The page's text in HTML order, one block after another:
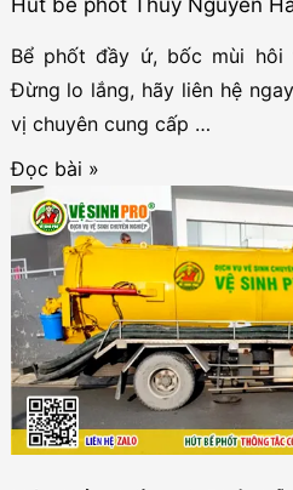
Bể phốt đầy ứ, bốc mùi hôi
Đừng lo lắng, hãy liên hệ
vị chuyên cung cấp …
Hút
bể
phốt
tại
Kiến
Quốc
–
Thủy
Nguyên,
Đọc bài »